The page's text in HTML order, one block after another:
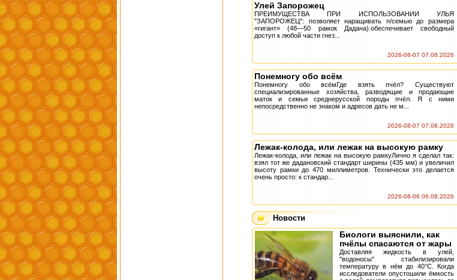
Улей Запорожец
ПРЕИМУЩЕСТВА ПРИ ИСПОЛЬЗОВАНИИ УЛЬЯ
"ЗАПОРОЖЕЦ": позволяет наращивать п/семью до размера
«гигант» (48—50 рамок Дадана).обеспечивает свободный
доступ к любой части гнез...
2026-08-07 07.08.2026
Понемногу обо всём
Понемногу обо всёмГде взять пчёл? Существуют
специализированные хозяйства, разводящие и продающие
маток и семьи среднерусской породы пчёл. Я с ними
непосредственно не знаком и адресов дать не м...
2026-08-07 07.08.2026
Лежак-колода, или лежак на высокую рамку
Лежак-колода, или лежак на высокую рамкуЛично я сделал так:
взял тот же дадановский стандарт ширины (435 мм) и увеличил
высоту рамки до 470 миллиметров. Технически это делается
очень просто: к стандар...
2026-08-06 06.08.2026
Новости
Биологи выяснили, как
пчёлы спасаются от жары
Доставляя жидкость в улей,
"водоносы" стабилизировали
температуру в нём до 40°C. Когда
исследователи опустошили ёмкость